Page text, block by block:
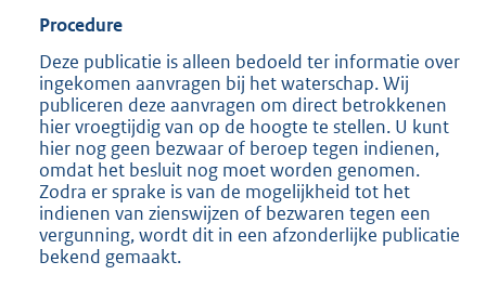
Procedure
Deze publicatie is alleen bedoeld ter informatie over
ingekomen aanvragen bij het waterschap. Wij
publiceren deze aanvragen om direct betrokkenen
hier vroegtijdig van op de hoogte te stellen. U kunt
hier nog geen bezwaar of beroep tegen indienen,
omdat het besluit nog moet worden genomen.
Zodra er sprake is van de mogelijkheid tot het
indienen van zienswijzen of bezwaren tegen een
vergunning, wordt dit in een afzonderlijke publicatie
bekend gemaakt.